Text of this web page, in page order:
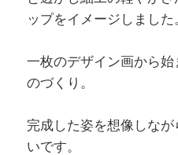
ップをイメージしました
一枚のデザイン画から
のづくり。
完成した姿を想像しな
いです。